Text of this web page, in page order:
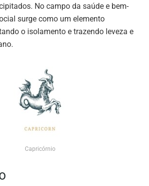
No campo da saúde e bem-
surge como um elemento
o isolamento e trazendo leveza e
Capricórnio